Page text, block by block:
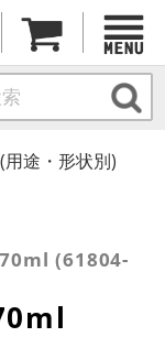
用途・形状別)
(61804-